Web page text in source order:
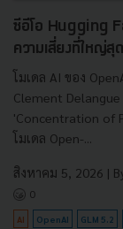
ซีอีโอ Hugging
ความเสี่ยงที่ใหญ่สุ
โมเดล AI ของ
Clement
'Concentration of
โมเดล Open-...
สิงหาคม 5, 2026 |
0
AI OpenAI GLM 5.2